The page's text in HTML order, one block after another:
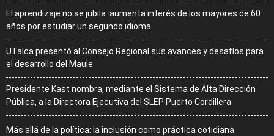
El aprendizaje no se jubila: aumenta interés de los mayores de 60
años por estudiar un segundo idioma
UTalca presentó al Consejo Regional sus avances y desafíos para
el desarrollo del Maule
Presidente Kast nombra, mediante el Sistema de Alta Dirección
Pública, a la Directora Ejecutiva del SLEP Puerto Cordillera
Más allá de la política: la inclusión como práctica cotidiana